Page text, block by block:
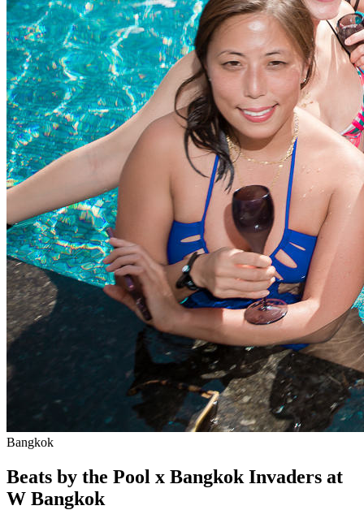
Bangkok
Beats by the Pool x Bangkok Invaders at
W Bangkok